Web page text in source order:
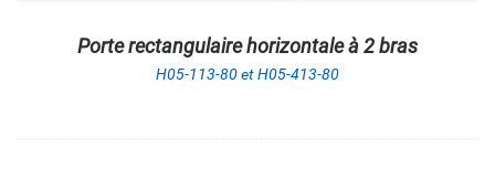
Porte rectangulaire horizontale à 2 bras
H05-113-80 et H05-413-80